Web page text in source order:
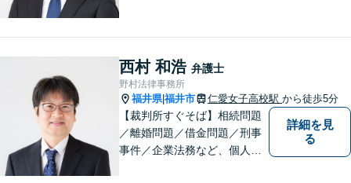
弁護士／借金／相続／交通事
故／刑事弁護・犯罪被害者な
ど、幅広く対応可能。お気軽
にご相談ください。
西村 和浩 弁護士
野村法律事務所
福井県|福井市 仁愛女子高校駅 から徒歩5分
【裁判所すぐそば】相続問題
／離婚問題／借金問題／刑事
事件／企業法務など、個人・
詳細を見
る